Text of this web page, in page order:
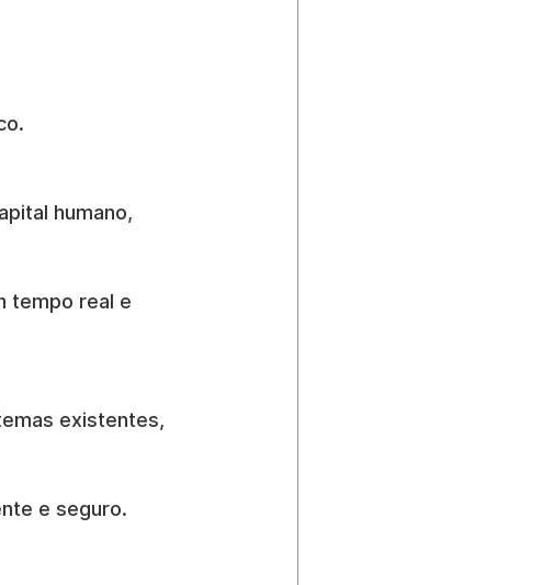
humano,
tempo real e
existentes,
e seguro.